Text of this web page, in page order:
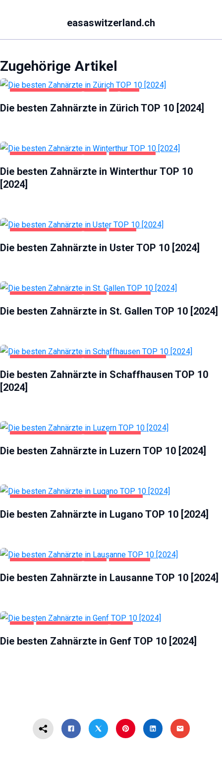
easaswitzerland.ch
Zugehörige Artikel
Die besten Zahnärzte in Zürich TOP 10 [2024]
Die besten Zahnärzte in Winterthur TOP 10
[2024]
Die besten Zahnärzte in Uster TOP 10 [2024]
Die besten Zahnärzte in St. Gallen TOP 10 [2024]
Die besten Zahnärzte in Schaffhausen TOP 10
[2024]
Die besten Zahnärzte in Luzern TOP 10 [2024]
Die besten Zahnärzte in Lugano TOP 10 [2024]
Die besten Zahnärzte in Lausanne TOP 10 [2024]
Die besten Zahnärzte in Genf TOP 10 [2024]